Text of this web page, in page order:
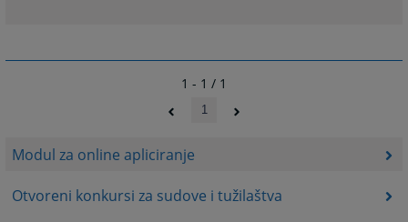
Modul za online apliciranje
Otvoreni konkursi za sudove i tužilaštva
1 - 1 / 1
1